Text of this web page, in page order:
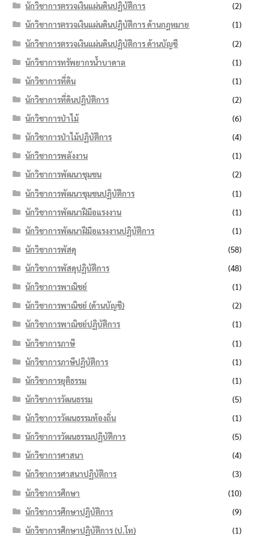
นักวิชาการตรวจเงินแผ่นดินปฏิบัติการ
(2)
นักวิชาการตรวจเงินแผ่นดินปฏิบัติการ ด้านกฎหมาย
(1)
นักวิชาการตรวจเงินแผ่นดินปฏิบัติการ ด้านบัญชี
(2)
นักวิชาการทรัพยากรน้ำบาดาล
(1)
นักวิชาการที่ดิน
(1)
นักวิชาการที่ดินปฏิบัติการ
(2)
นักวิชาการป่าไม้
(6)
นักวิชาการป่าไม้ปฏิบัติการ
(4)
นักวิชาการพลังงาน
(1)
นักวิชาการพัฒนาชุมชน
(2)
นักวิชาการพัฒนาชุมชนปฏิบัติการ
(1)
นักวิชาการพัฒนาฝีมือแรงงาน
(1)
นักวิชาการพัฒนาฝีมือแรงงานปฏิบัติการ
(1)
นักวิชาการพัสดุ
(58)
นักวิชาการพัสดุปฏิบัติการ
(48)
นักวิชาการพาณิชย์
(1)
นักวิชาการพาณิชย์ (ด้านบัญชี)
(2)
นักวิชาการพาณิชย์ปฏิบัติการ
(1)
นักวิชาการภาษี
(1)
นักวิชาการภาษีปฏิบัติการ
(1)
นักวิชาการยุติธรรม
(1)
นักวิชาการวัฒนธรรม
(5)
นักวิชาการวัฒนธรรมท้องถิ่น
(1)
นักวิชาการวัฒนธรรมปฏิบัติการ
(5)
นักวิชาการศาสนา
(4)
นักวิชาการศาสนาปฏิบัติการ
(3)
นักวิชาการศึกษา
(10)
นักวิชาการศึกษาปฏิบัติการ
(9)
นักวิชาการศึกษาปฏิบัติการ (ป.โท)
(1)